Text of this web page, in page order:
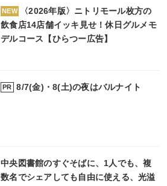
NEW
〈2026年版〉ニトリモール枚方の
飲食店14店舗イッキ見せ！休日グルメモ
デルコース【ひらつー広告】
PR 8/7(金)・8(土)の夜はバルナイト
中央図書館のすぐそばに、1人でも、複
数名でシェアしても自由に使える、光溢